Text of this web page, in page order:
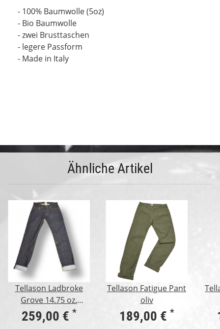
- 100% Baumwolle (5oz)
- Bio Baumwolle
- zwei Brusttaschen
- legere Passform
- Made in Italy
Ähnliche Artikel
Tellason Ladbroke
Grove 14.75 oz.
Kaihara Mills
259,00 € *
Tellason Fatigue Pant
oliv
189,00 € *